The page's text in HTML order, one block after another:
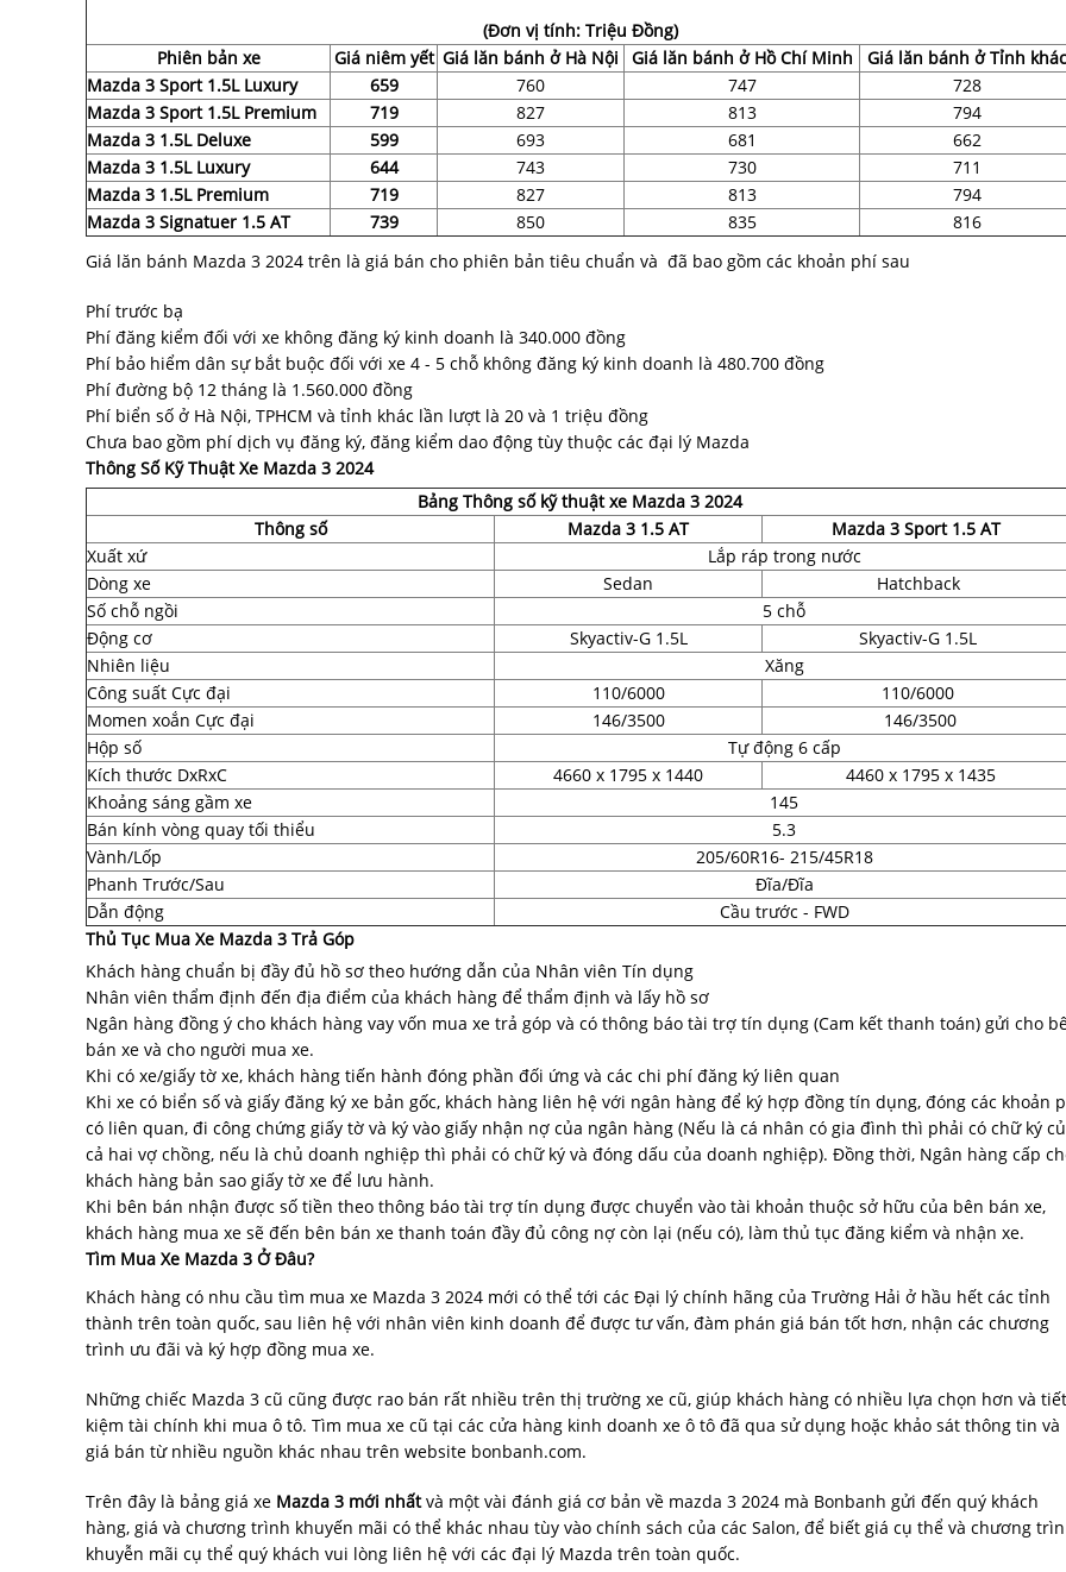
(Đơn vị tính: Triệu Đồng)
Phiên bản xe
Giá niêm yết Giá lăn bánh ở Hà Nội Giá lăn bánh ở Hồ Chí Minh
Giá lăn bánh ở Tỉnh khác
Mazda 3 Sport 1.5L Luxury
659 760 747
728
Mazda 3 Sport 1.5L Premium
719 827 813
794
Mazda 3 1.5L Deluxe
599 693 681
662
Mazda 3 1.5L Luxury
644 743 730
711
Mazda 3 1.5L Premium
719 827 813
794
Mazda 3 Signatuer 1.5 AT
739 850 835
816
Giá lăn bánh Mazda 3 2024 trên là giá bán cho phiên bản tiêu chuẩn và đã bao gồm các khoản phí sau
Phí trước bạ
Phí đăng kiểm đối với xe không đăng ký kinh doanh là 340.000 đồng
Phí bảo hiểm dân sự bắt buộc đối với xe 4 - 5 chỗ không đăng ký kinh doanh là 480.700 đồng
Phí đường bộ 12 tháng là 1.560.000 đồng
Phí biển số ở Hà Nội, TPHCM và tỉnh khác lần lượt là 20 và 1 triệu đồng
Chưa bao gồm phí dịch vụ đăng ký, đăng kiểm dao động tùy thuộc các đại lý Mazda
Thông Số Kỹ Thuật Xe Mazda 3 2024
Bảng Thông số kỹ thuật xe Mazda 3 2024
Thông số
Mazda 3 1.5 AT
Mazda 3 Sport 1.5 AT
Xuất xứ
Lắp ráp trong nước
Dòng xe
Sedan
Hatchback
Số chỗ ngồi
5 chỗ
Động cơ
Skyactiv-G 1.5L
Skyactiv-G 1.5L
Nhiên liệu
Xăng
Công suất Cực đại
110/6000
110/6000
Momen xoắn Cực đại
146/3500
146/3500
Hộp số
Tự động 6 cấp
Kích thước DxRxC
4660 x 1795 x 1440
4460 x 1795 x 1435
Khoảng sáng gầm xe
145
Bán kính vòng quay tối thiểu
5.3
Vành/Lốp
205/60R16- 215/45R18
Phanh Trước/Sau
Đĩa/Đĩa
Dẫn động
Cầu trước - FWD
Thủ Tục Mua Xe Mazda 3 Trả Góp
Khách hàng chuẩn bị đầy đủ hồ sơ theo hướng dẫn của Nhân viên Tín dụng
Nhân viên thẩm định đến địa điểm của khách hàng để thẩm định và lấy hồ sơ
Ngân hàng đồng ý cho khách hàng vay vốn mua xe trả góp và có thông báo tài trợ tín dụng (Cam kết thanh toán) gửi cho
bán xe và cho người mua xe.
Khi có xe/giấy tờ xe, khách hàng tiến hành đóng phần đối ứng và các chi phí đăng ký liên quan
Khi xe có biển số và giấy đăng ký xe bản gốc, khách hàng liên hệ với ngân hàng để ký hợp đồng tín dụng, đóng các khoản
có liên quan, đi công chứng giấy tờ và ký vào giấy nhận nợ của ngân hàng (Nếu là cá nhân có gia đình thì phải có chữ ký
cả hai vợ chồng, nếu là chủ doanh nghiệp thì phải có chữ ký và đóng dấu của doanh nghiệp). Đồng thời, Ngân hàng cấp
khách hàng bản sao giấy tờ xe để lưu hành.
Khi bên bán nhận được số tiền theo thông báo tài trợ tín dụng được chuyển vào tài khoản thuộc sở hữu của bên bán xe,
khách hàng mua xe sẽ đến bên bán xe thanh toán đầy đủ công nợ còn lại (nếu có), làm thủ tục đăng kiểm và nhận xe.
Tìm Mua Xe Mazda 3 Ở Đâu?
Khách hàng có nhu cầu tìm mua xe Mazda 3 2024 mới có thể tới các Đại lý chính hãng của Trường Hải ở hầu hết các tỉnh
thành trên toàn quốc, sau liên hệ với nhân viên kinh doanh để được tư vấn, đàm phán giá bán tốt hơn, nhận các chương
trình ưu đãi và ký hợp đồng mua xe.
Những chiếc Mazda 3 cũ cũng được rao bán rất nhiều trên thị trường xe cũ, giúp khách hàng có nhiều lựa chọn hơn và tiết
kiệm tài chính khi mua ô tô. Tìm mua xe cũ tại các cửa hàng kinh doanh xe ô tô đã qua sử dụng hoặc khảo sát thông tin và
giá bán từ nhiều nguồn khác nhau trên website bonbanh.com.
Trên đây là bảng giá xe Mazda 3 mới nhấtvà một vài đánh giá cơ bản về mazda 3 2024 mà Bonbanh gửi đến quý khách
hàng, giá và chương trình khuyến mãi có thể khác nhau tùy vào chính sách của các Salon, để biết giá cụ thể và chương
khuyễn mãi cụ thể quý khách vui lòng liên hệ với các đại lý Mazda trên toàn quốc.